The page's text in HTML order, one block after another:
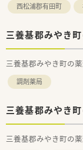
西松浦郡有田町
三養基郡みやき
三養基郡みやき町の
調剤薬局
三養基郡みやき
三養基郡みやき町の